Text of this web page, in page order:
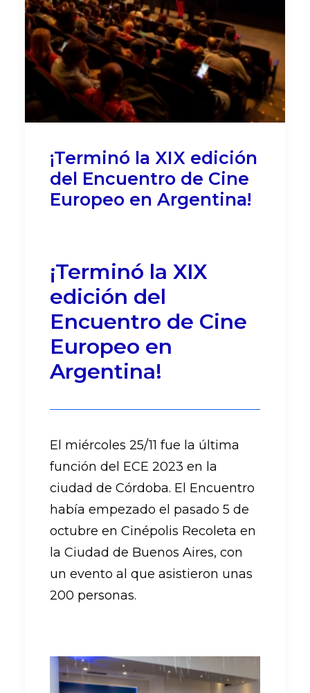
¡Terminó la XIX edición
del Encuentro de Cine
Europeo en Argentina!
¡Terminó la XIX
edición del
Encuentro de Cine
Europeo en
Argentina!
El miércoles 25/11 fue la última
función del ECE 2023 en la
ciudad de Córdoba. El Encuentro
había empezado el pasado 5 de
octubre en Cinépolis Recoleta en
la Ciudad de Buenos Aires, con
un evento al que asistieron unas
200 personas.